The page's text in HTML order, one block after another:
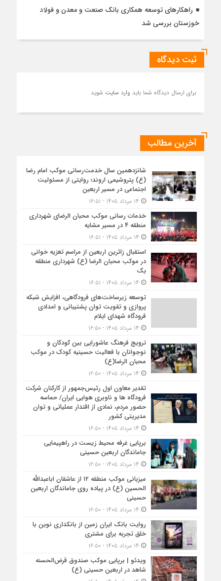
راهکارهای توسعه همکاری بانک صنعت و معدن و فولاد
خوزستان بررسی شد
ثبت دیدگاه
برای ارسال دیدگاه شما باید وارد سایت شوید.
آخرین مطالب
شانزدهمین سال خدمت‌رسانی موکب امام رضا
(ع) پتروشیمی اروند؛ روایتی از مسئولیت
اجتماعی در مسیر اربعین
خدمات رسانی موکب محبان الرضای شهرداری
منطقه ۴ در مسیر مشایه
استقبال زائرین اربعین از مراسم تعزیه خوانی
در موکب محبان الرضا (ع) شهرداری منطقه
یک
توسعه زیرساخت‌های فرودگاهی، افزایش شبکه
پروازی و تقویت توان پشتیبانی و امدادی
فرودگاه شهدای ایلام
ترویج فرهنگ عاشورایی بین کودکان و
نوجوانان با فعالیت حسینیه کودک در موکب
محبان الرضا(ع)
تقدیر معاون اول رئیس‌جمهور از کارکنان شرکت
فرودگاه ها و ناوبری هوایی ایران/ حماسه
حضور مردم، نمادی از اقتدار عملیاتی و توان
مدیریتی کشور
برپایی غرفه محیط زیست در راهپیمایی
جاماندگان اربعین حسینی
میزبانی موکب منطقه ۱۲ از عاشقان اباعبدالله
الحسین (ع) در پیاده روی جاماندگان اربعین
حسینی
روایت بانک ایران زمین از بانکداری نوین با
خلق تجربه برای مشتری
ویدئو | برپایی موکب صندوق قرض‌الحسنه
شاهد در اربعین حسینی (ع)